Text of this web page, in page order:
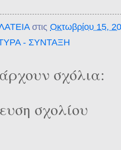
στις Οκτωβρίου 15,
- ΣΥΝΤΑΞΗ
σχόλια:
σχολίου